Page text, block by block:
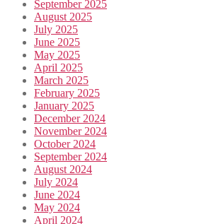
September 2025
August 2025
July 2025
June 2025
May 2025
April 2025
March 2025
February 2025
January 2025
December 2024
November 2024
October 2024
September 2024
August 2024
July 2024
June 2024
May 2024
April 2024